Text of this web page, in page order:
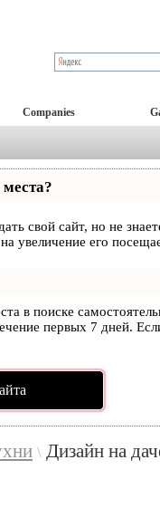
Companies
свой сайт, но не
увеличение его
в поиске
первых 7 дней.
\ Дизайн на